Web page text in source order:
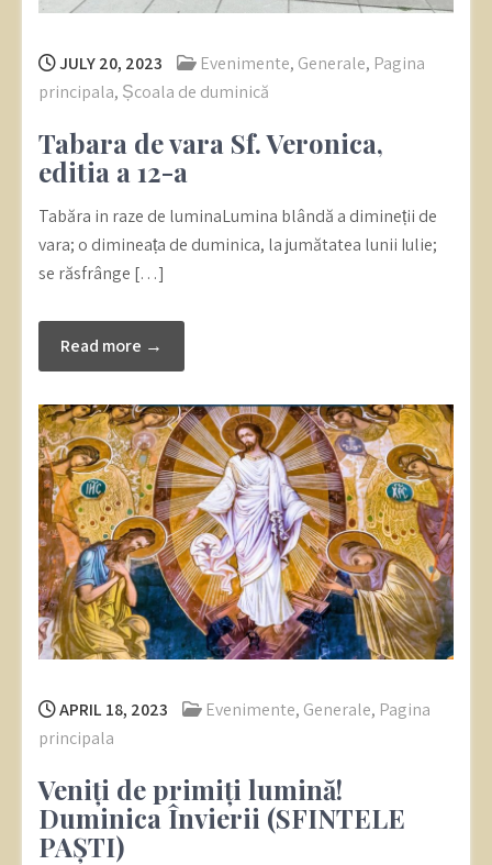
JULY 20, 2023 Evenimente, Generale, Pagina
principala, Școala de duminică
Tabara de vara Sf. Veronica,
editia a 12-a
Tabăra in raze de luminaLumina blândă a dimineții de
vara; o dimineața de duminica, la jumătatea lunii Iulie;
se răsfrânge […]
Read more →
APRIL 18, 2023 Evenimente, Generale, Pagina
principala
Veniți de primiți lumină!
Duminica Învierii (SFINTELE
PAȘTI)